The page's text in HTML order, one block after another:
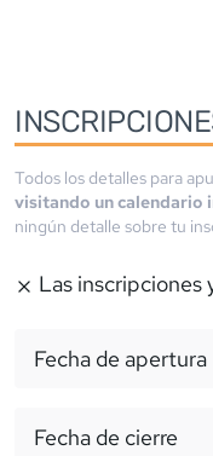
Todos los detalles para
visitando un calendario
ningún detalle sobre tu
Las inscripciones
Fecha de apertura
Fecha de cierre